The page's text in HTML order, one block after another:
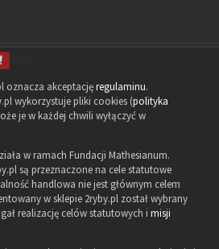
oznacza akceptacjęregulaminu.
wykorzystuje pliki cookies (polityka
je w każdej chwili wyłączyć w
w ramach Fundacji Mathesianum.
są przeznaczone na cele statutowe
handlowa nie jest głównym celem
w sklepie 2ryby.pl został wybrany
realizację celów statutowych i misji